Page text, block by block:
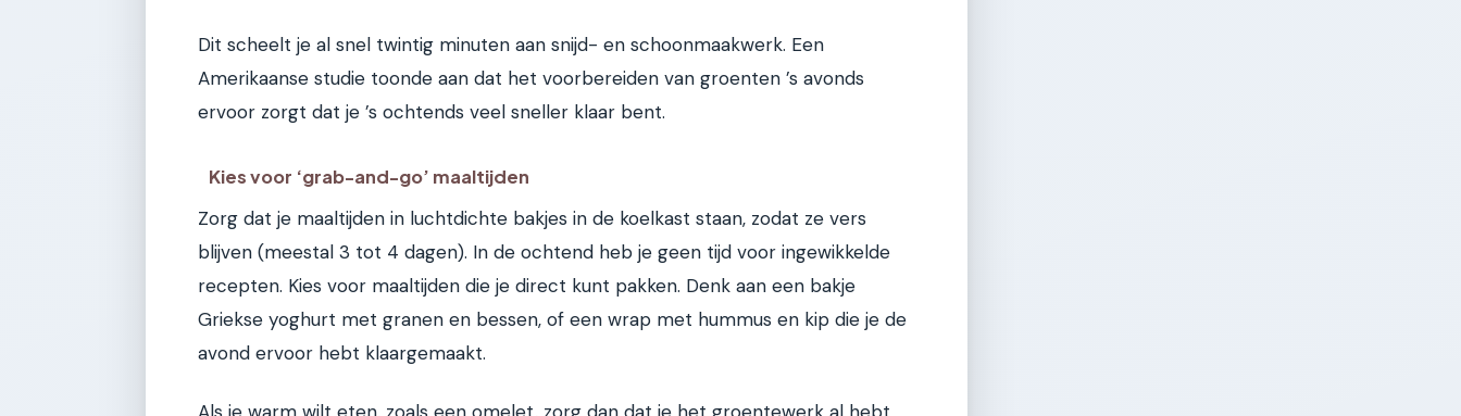
Dit scheelt je al snel twintig minuten aan snijd- en schoonmaakwerk. Een
Amerikaanse studie toonde aan dat het voorbereiden van groenten ’s avonds
ervoor zorgt dat je ’s ochtends veel sneller klaar bent.
Kies voor ‘grab-and-go’ maaltijden
Zorg dat je maaltijden in luchtdichte bakjes in de koelkast staan, zodat ze vers
blijven (meestal 3 tot 4 dagen). In de ochtend heb je geen tijd voor ingewikkelde
recepten. Kies voor maaltijden die je direct kunt pakken. Denk aan een bakje
Griekse yoghurt met granen en bessen, of een wrap met hummus en kip die je de
avond ervoor hebt klaargemaakt.